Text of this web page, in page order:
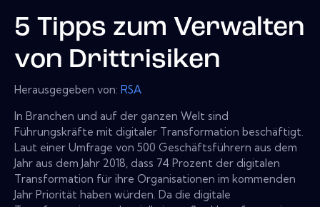
5 Tipps zum Verwalten
von Drittrisiken
Herausgegeben von: RSA
In Branchen und auf der ganzen Welt sind
Führungskräfte mit digitaler Transformation beschäftigt.
Laut einer Umfrage von 500 Geschäftsführern aus dem
Jahr aus dem Jahr 2018, dass 74 Prozent der digitalen
Transformation für ihre Organisationen im kommenden
Jahr Priorität haben würden. Da die digitale